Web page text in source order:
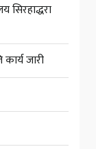
सिरहाद्धरा
जारी